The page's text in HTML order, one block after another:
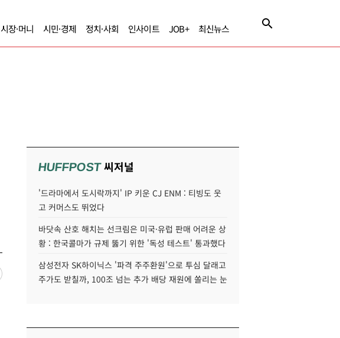
시장·머니 시민·경제 정치·사회 인사이트 JOB+ 최신뉴스
HUFFPOST씨저널
'드라마에서 도시락까지' IP 키운 CJ ENM : 티빙도 웃
고 커머스도 뛰었다
바닷속 산호 해치는 선크림은 미국·유럽 판매 어려운 상
황 : 한국콜마가 규제 뚫기 위한 '독성 테스트' 통과했다
삼성전자 SK하이닉스 '파격 주주환원'으로 투심 달래고
주가도 받칠까, 100조 넘는 추가 배당 재원에 쏠리는 눈